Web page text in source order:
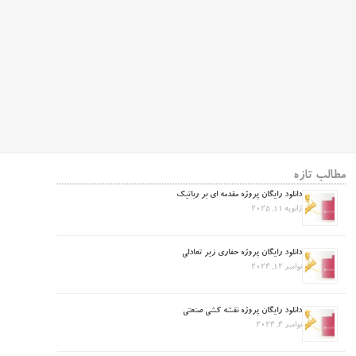
مطالب تازه
دانلود رایگان پروژه مقدمه ای بر رباتیک
ژانویه 11, 2025
دانلود رایگان پروژه حفاری زیر تعادلی
نوامبر 12, 2024
دانلود رایگان پروژه نقشه کشی صنعتی
نوامبر 4, 2024